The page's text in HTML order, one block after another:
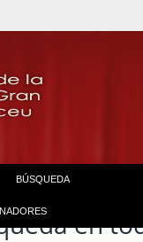
BÚSQUEDA
en